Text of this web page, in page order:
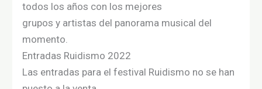
todos los años con los mejores
gruposy artistas del panorama musical del
momento.
Entradas Ruidismo 2022
Las entradas para el festival Ruidismo no se han